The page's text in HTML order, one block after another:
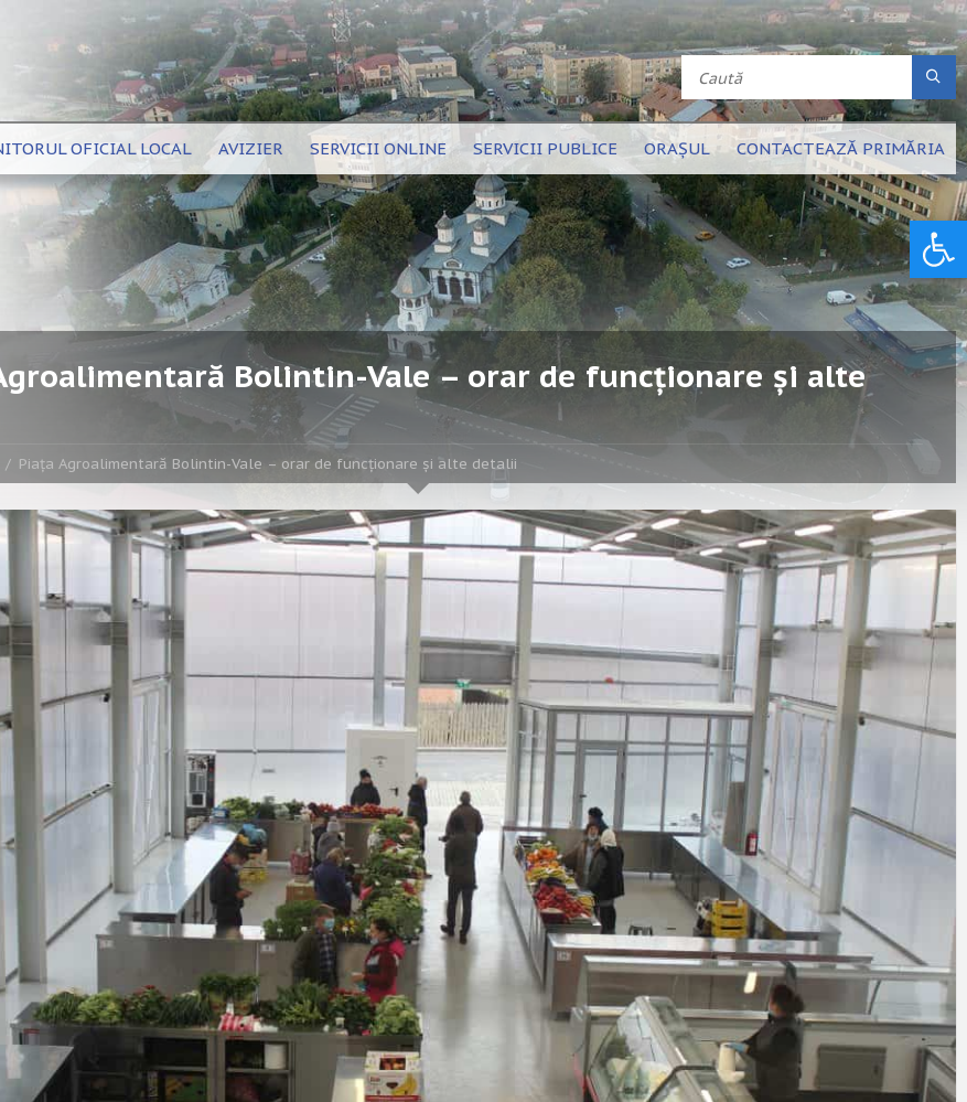
OFICIAL LOCAL AVIZIER SERVICII ONLINE SERVICII PUBLICE ORAȘUL CONTACTEAZĂ PRIMĂRIA
Bolintin-Vale – orar de funcționare și alte
Piața Agroalimentară Bolintin-Vale – orar de funcționare și alte detalii
Deschide bara de unelte